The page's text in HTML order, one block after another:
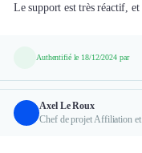
Le support est très réactif, et
Authentifié le 18/12/2024 par
Axel Le Roux
Chef de projet Affiliation et